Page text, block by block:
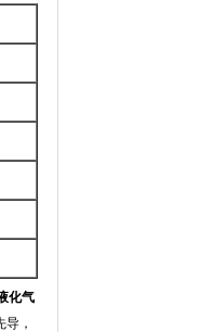
化气
导，